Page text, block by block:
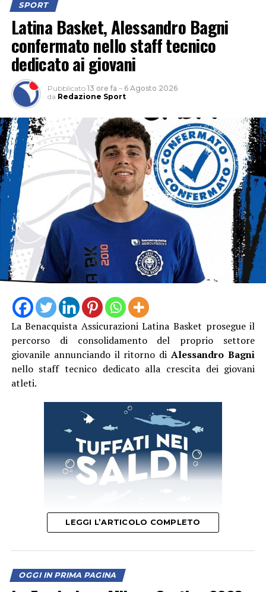
SPORT
Latina Basket, Alessandro Bagni
confermato nello staff tecnico
dedicato ai giovani
Pubblicato 13 ore fa – 6 Agosto 2026
da Redazione Sport
La Benacquista Assicurazioni Latina Basket prosegue il
percorso di consolidamento del proprio settore
giovanile annunciando il ritorno diAlessandro Bagni
nello staff tecnico dedicato alla crescita dei giovani
atleti.
conosce profondamente e nel quale è cresciuto prima
LEGGI L’ARTICOLO COMPLETO
OGGI IN PRIMA PAGINA